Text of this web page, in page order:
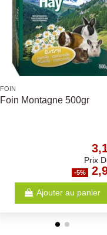
Litières
Litière bentonite Maximum
Prix
-5%
Ajouter au panier